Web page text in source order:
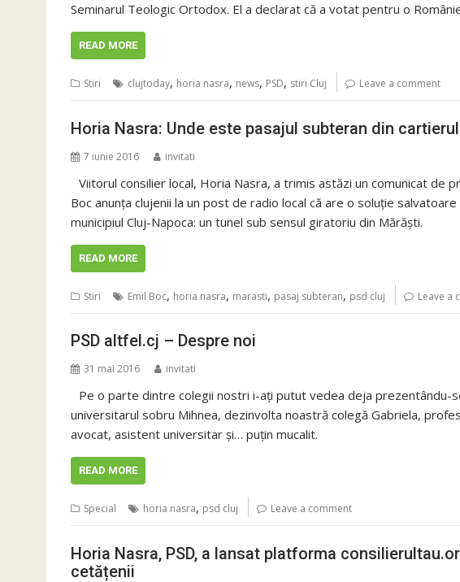
Seminarul Teologic Ortodox. El a declarat că a votat pentru o
READ MORE
Stiri clujtoday, horia nasra, news, PSD, stiri Cluj Leave a comment
Horia Nasra: Unde este pasajul subteran din
7 iunie 2016 invitati
Viitorul consilier local, Horia Nasra, a trimis astăzi un comunicat de
Boc anunța clujenii la un post de radio local că are o soluție
municipiul Cluj-Napoca: un tunel sub sensul giratoriu din Mărăşti.
READ MORE
Stiri Emil Boc, horia nasra, marasti, pasaj subteran, psd cluj Leave a
PSD altfel.cj – Despre noi
31 mai 2016 invitati
Pe o parte dintre colegii nostri i-aţi putut vedea deja prezentându-
universitarul sobru Mihnea, dezinvolta noastră colegă Gabriela,
avocat, asistent universitar şi… puţin mucalit.
READ MORE
Special horia nasra, psd cluj Leave a comment
Horia Nasra, PSD, a lansat platforma
cetățenii